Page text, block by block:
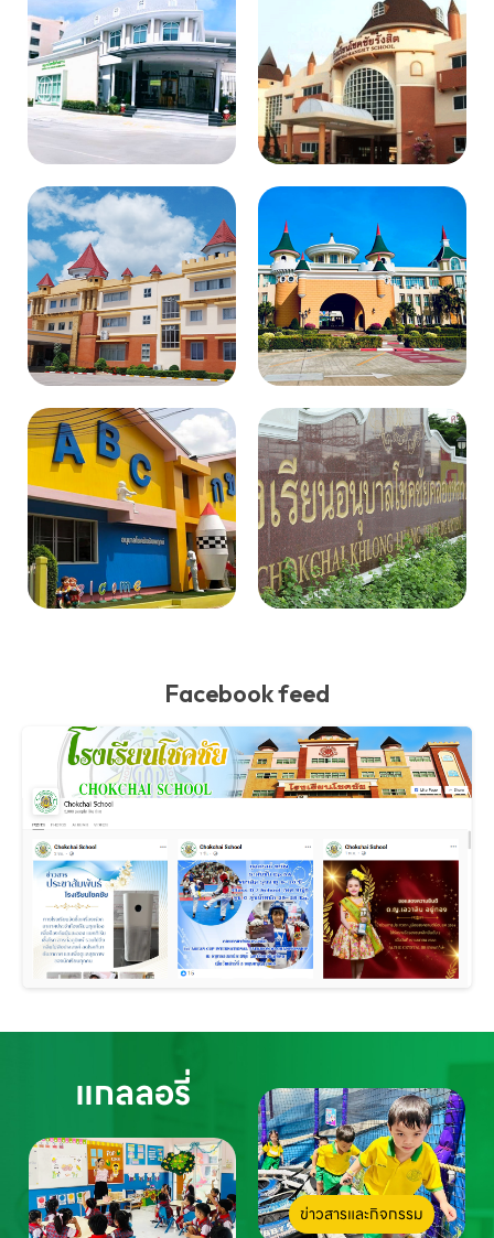
Facebook feed
แกลลอรี่
ข่าวสารและกิจกรรม